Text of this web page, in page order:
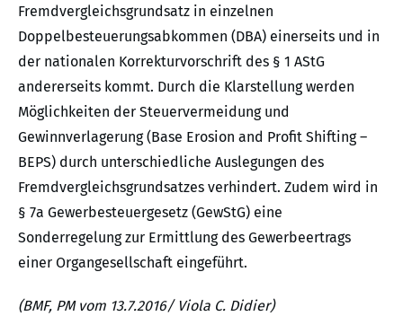
Fremdvergleichsgrundsatz in einzelnen
Doppelbesteuerungsabkommen (DBA) einerseits und in
der nationalen Korrekturvorschrift des § 1 AStG
andererseits kommt. Durch die Klarstellung werden
Möglichkeiten der Steuervermeidung und
Gewinnverlagerung (Base Erosion and Profit Shifting –
BEPS) durch unterschiedliche Auslegungen des
Fremdvergleichsgrundsatzes verhindert. Zudem wird in
§ 7a Gewerbesteuergesetz (GewStG) eine
Sonderregelung zur Ermittlung des Gewerbeertrags
einer Organgesellschaft eingeführt.
(BMF, PM vom 13.7.2016/ Viola C. Didier)